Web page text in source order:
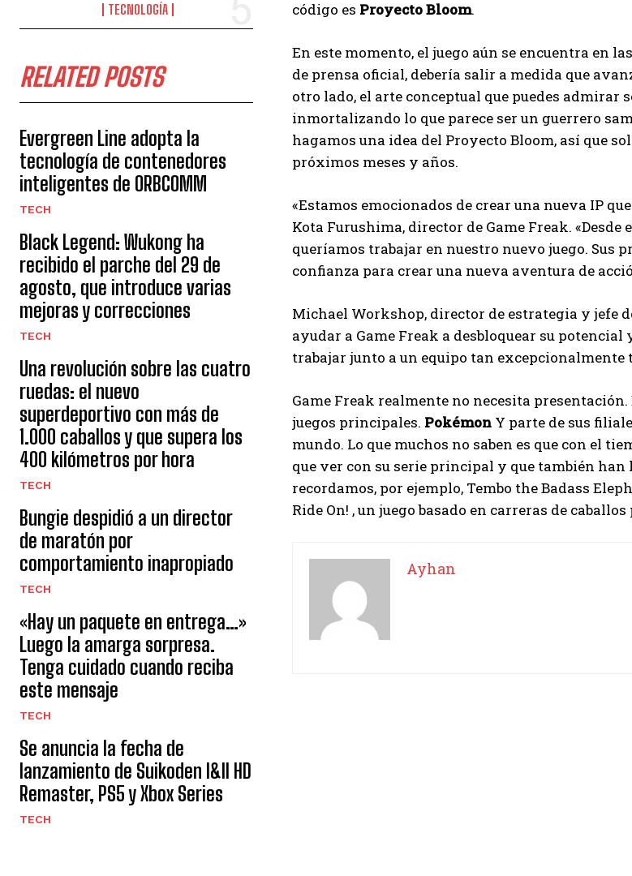
I've read and accept the
Ayhan
TECNOLOGÍA
RELATED POSTS
Evergreen Line adopta la
tecnología de contenedores
inteligentes de ORBCOMM
TECH
Black Legend: Wukong ha
recibido el parche del 29 de
agosto, que introduce varias
mejoras y correcciones
TECH
Una revolución sobre las cuatro
ruedas: el nuevo
superdeportivo con más de
1.000 caballos y que supera los
400 kilómetros por hora
TECH
Bungie despidió a un director
de maratón por
comportamiento inapropiado
TECH
«Hay un paquete en entrega…»
Luego la amarga sorpresa.
Tenga cuidado cuando reciba
este mensaje
TECH
Se anuncia la fecha de
lanzamiento de Suikoden I&II HD
Remaster, PS5 y Xbox Series
TECH
código es Proyecto Bloom.
En este momento, el juego aún se encuentra en
de prensa oficial, debería salir a medida que
otro lado, el arte conceptual que puedes admirar
inmortalizando lo que parece ser un guerrero
hagamos una idea del Proyecto Bloom, así que
próximos meses y años.
«Estamos emocionados de crear una nueva IP
Kota Furushima, director de Game Freak.
queríamos trabajar en nuestro nuevo juego. Sus
confianza para crear una nueva aventura de
Michael Workshop, director de estrategia y jefe
ayudar a Game Freak a desbloquear su
trabajar junto a un equipo tan
Game Freak realmente no necesita
juegos principales. Pokémon Y parte de sus
mundo. Lo que muchos no saben es que con el
que ver con su serie principal y que también
recordamos, por ejemplo, Tembo the Badass
Ride On! , un juego basado en carreras de
Ayhan